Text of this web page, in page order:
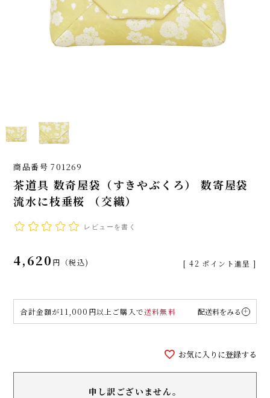
商品番号 701269
茶道具 数奇屋袋（すきやぶくろ） 数寄屋袋
流水に枝垂桜 （交織）
レビューを書く
4,620 税込 [ 42 ポイント進呈 ]
合計金額が11,000円以上ご購入で送料無料 配送料をみる
お気に入りに登録する
申し訳ございません。